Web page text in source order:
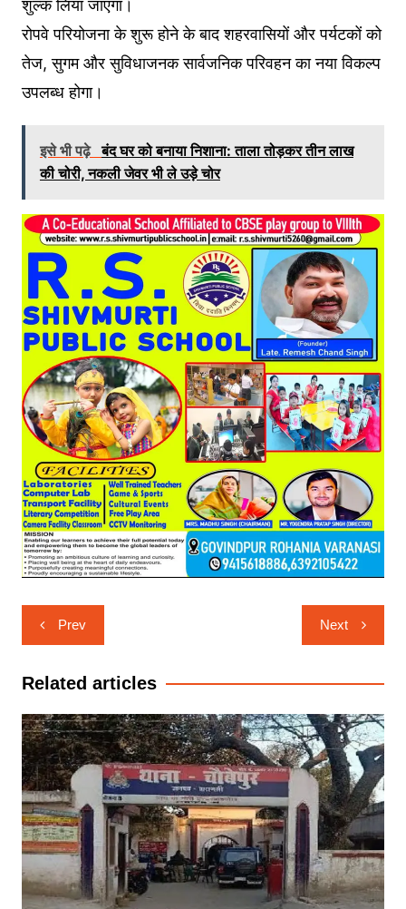
शुल्क लिया जाएगा।
रोपवे परियोजना के शुरू होने के बाद शहरवासियों और पर्यटकों को
तेज, सुगम और सुविधाजनक सार्वजनिक परिवहन का नया विकल्प
उपलब्ध होगा।
इसे भी पढ़े बंद घर को बनाया निशाना: ताला तोड़कर तीन लाख
की चोरी, नकली जेवर भी ले उड़े चोर
Post
navigation
Prev Next
Related articles